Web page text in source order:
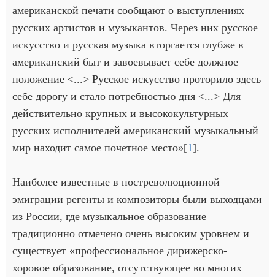
американской печати сообщают о выступлениях
русских артистов и музыкантов. Через них русское
искусство и русская музыка вторгается глубже в
американский быт и завоевывает себе должное
положение <...> Русское искусство проторило здесь
себе дорогу и стало потребностью дня <...> Для
действительно крупных и высококультурных
русских исполнителей американский музыкальный
мир находит самое почетное место»[1].
Наиболее известные в постреволюционной
эмиграции регенты и композиторы были выходцами
из России, где музыкальное образование
традиционно отмечено очень высоким уровнем и
существует «профессиональное дирижерско-
хоровое образование, отсутствующее во многих